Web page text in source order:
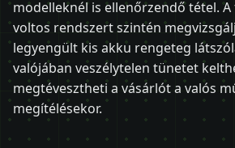
modelleknél is ellenőrzendő tétel.
voltos rendszert szintén
legyengült kis akku rengeteg
valójában veszélytelen tünetet
megtévesztheti a vásárlót a valós
megítélésekor.